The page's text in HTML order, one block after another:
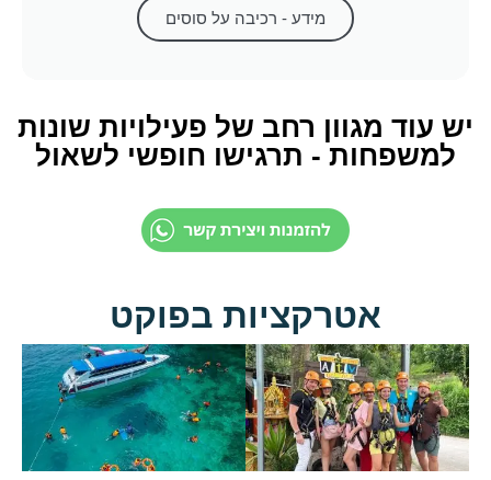
מידע - רכיבה על סוסים
יש עוד מגוון רחב של פעילויות שונות
למשפחות - תרגישו חופשי לשאול
אטרקציות בפוקט